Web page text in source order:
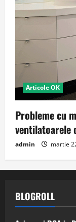
Articole OK
Probleme cu
ventilatoarele
admin martie
BLOGROLL